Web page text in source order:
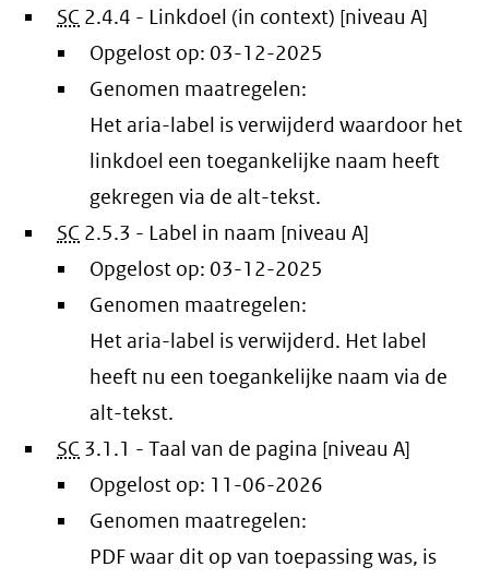
SC 2.4.4 - Linkdoel (in context) [niveau A]
Opgelost op: 03-12-2025
Genomen maatregelen:
Het aria-label is verwijderd waardoor het
linkdoel een toegankelijke naam heeft
gekregen via de alt-tekst.
SC 2.5.3 - Label in naam [niveau A]
Opgelost op: 03-12-2025
Genomen maatregelen:
Het aria-label is verwijderd. Het label
heeft nu een toegankelijke naam via de
alt-tekst.
SC 3.1.1 - Taal van de pagina [niveau A]
Opgelost op: 11-06-2026
Genomen maatregelen:
PDF waar dit op van toepassing was, is